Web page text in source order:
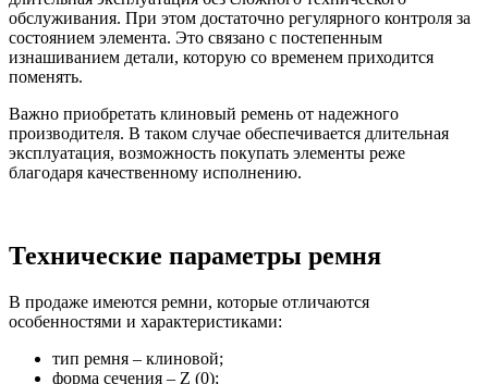
обслуживания. При этом достаточно регулярного контроля за
состоянием элемента. Это связано с постепенным
изнашиванием детали, которую со временем приходится
поменять.
Важно приобретать клиновый ремень от надежного
производителя. В таком случае обеспечивается длительная
эксплуатация, возможность покупать элементы реже
благодаря качественному исполнению.
Технические параметры ремня
В продаже имеются ремни, которые отличаются
особенностями и характеристиками:
тип ремня – клиновой;
форма сечения – Z (0);